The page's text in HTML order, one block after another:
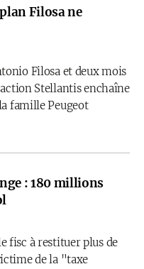
Filosa ne
Filosa et deux mois
Stellantis enchaîne
famille Peugeot
: 180 millions
fisc à restituer plus de
de la "taxe